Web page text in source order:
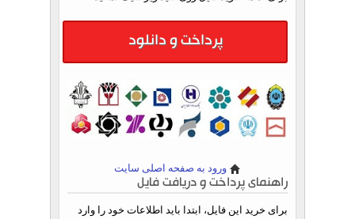
پرداخت و دانلود
ورود به صفحه اصلی سایت
راهنمای پرداخت و دریافت فایل
برای خرید این فایل، ابتدا باید اطلاعات خود را وارد